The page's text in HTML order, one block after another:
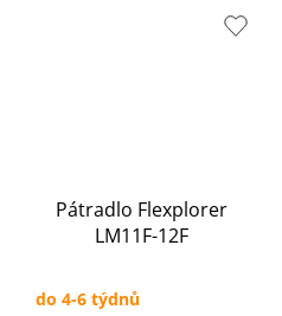
Pátradlo Flexplorer
LM11F-12F
do 4-6 týdnů